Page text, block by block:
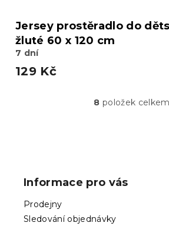
Jersey prostěradlo do
žluté 60 x 120 cm
7 dní
129 Kč
O
8 položek celkem
Informace pro vás
Prodejny
Sledování objednávky